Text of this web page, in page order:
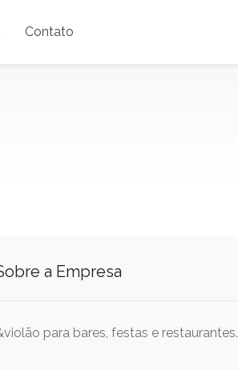
Contato
a Empresa
para bares, festas e restaurantes.